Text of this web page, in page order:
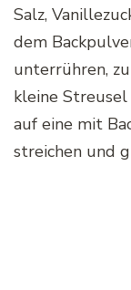
Salz,
dem
unterrühren,
kleine
auf eine mit
streichen und